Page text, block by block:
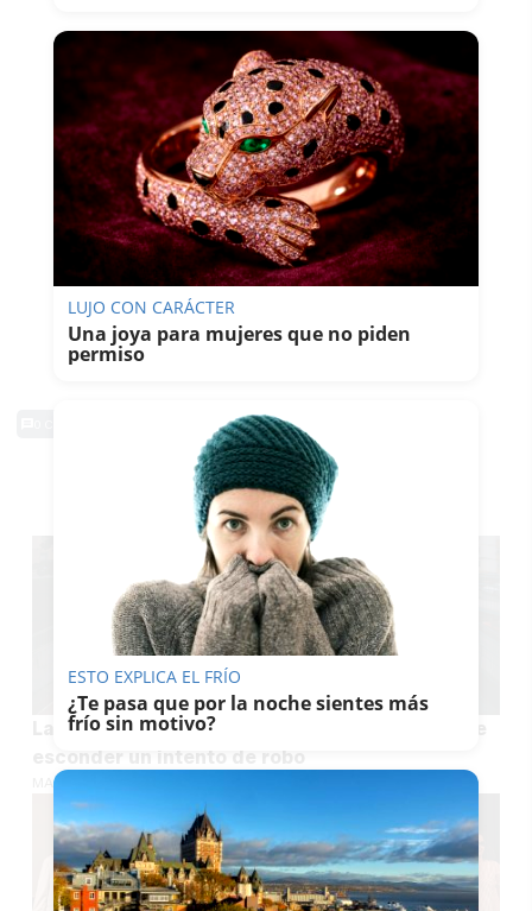
TE PUEDE INTERESAR
La señal junto a la rueda de tu coche que puede
esconder un intento de robo
MARÍA CRISOL
LUJO CON CARÁCTER
Una joya para mujeres que no piden
permiso
ESTO EXPLICA EL FRÍO
¿Te pasa que por la noche sientes más
frío sin motivo?